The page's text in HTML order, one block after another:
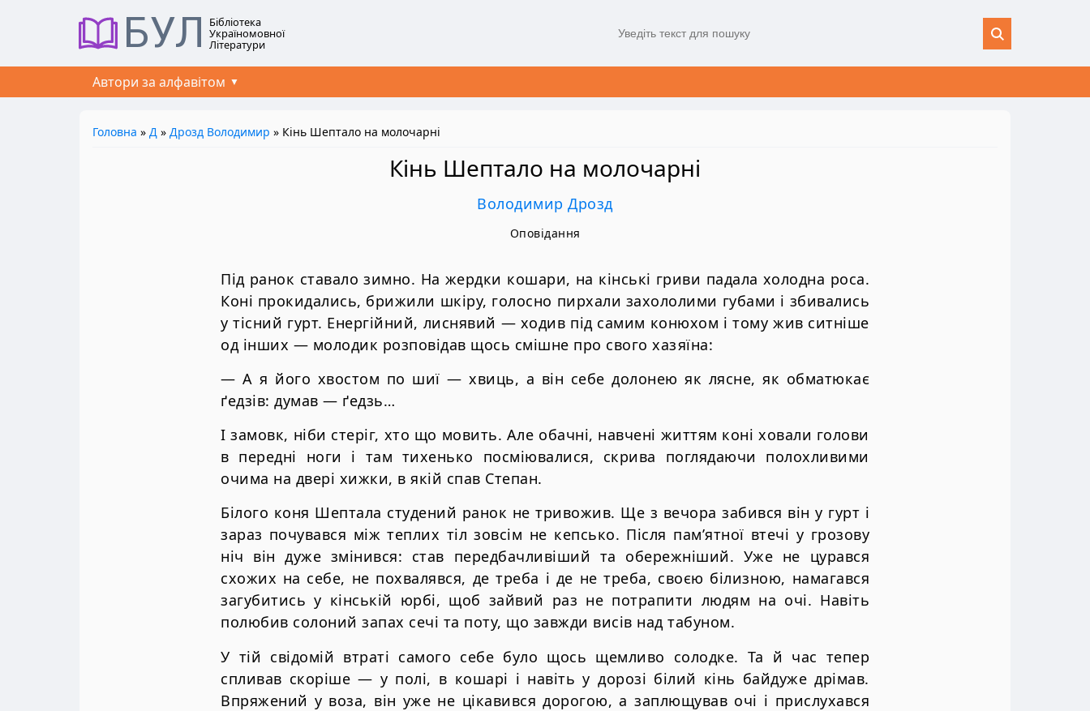
БУЛ Бібліотека
Україномовної
Літератури
Автори за алфавітом
Головна » Д » Дрозд Володимир » Кінь Шептало на молочарні
Кінь Шептало на молочарні
Володимир Дрозд
Оповідання
Під ранок ставало зимно. На жердки кошари, на кінські гриви падала холодна роса.
Коні прокидались, брижили шкіру, голосно пирхали захололими губами і збивались
у тісний гурт. Енергійний, лиснявий — ходив під самим конюхом і тому жив ситніше
од інших — молодик розповідав щось смішне про свого хазяїна:
— А я його хвостом по шиї — хвиць, а він себе долонею як лясне, як обматюкає
ґедзів: думав — ґедзь…
І замовк, ніби стеріг, хто що мовить. Але обачні, навчені життям коні ховали голови
в передні ноги і там тихенько посміювалися, скрива поглядаючи полохливими
очима на двері хижки, в якій спав Степан.
Білого коня Шептала студений ранок не тривожив. Ще з вечора забився він у гурт і
зараз почувався між теплих тіл зовсім не кепсько. Після пам’ятної втечі у грозову
ніч він дуже змінився: став передбачливіший та обережніший. Уже не цурався
схожих на себе, не похвалявся, де треба і де не треба, своєю білизною, намагався
загубитись у кінській юрбі, щоб зайвий раз не потрапити людям на очі. Навіть
полюбив солоний запах сечі та поту, що завжди висів над табуном.
У тій свідомій втраті самого себе було щось щемливо солодке. Та й час тепер
спливав скоріше — у полі, в кошарі і навіть у дорозі білий кінь байдуже дрімав.
Впряжений у воза, він уже не цікавився дорогою, а заплющував очі і прислухався